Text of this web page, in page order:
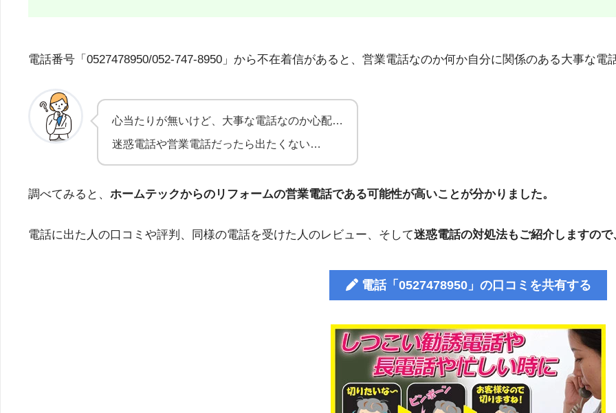
電話番号「0527478950/052-747-8950」から不在着信があると、営業電話なのか何か自分に関係のある大事な
心当たりが無いけど、大事な電話なのか心配…
迷惑電話や営業電話だったら出たくない…
調べてみると、 ホームテックからのリフォームの営業電話である可能性が高いことが分かりました。
電話に出た人の口コミや評判、同様の電話を受けた人のレビュー、そして迷惑電話の対処法もご紹介しますの
電話「0527478950」の口コミを共有する